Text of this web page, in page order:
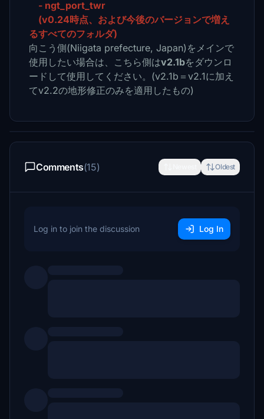
- ngt_port_twr
(v0.24時点、および今後のバージョンで増え
るすべてのフォルダ)
向こう側(Niigata prefecture, Japan)をメインで
使用したい場合は、こちら側はv2.1bをダウンロ
ードして使用してください。 (v2.1b＝v2.1に加え
てv2.2の地形修正のみを適用したもの)
Comments(15) Oldest
Log in to join the discussion Log In